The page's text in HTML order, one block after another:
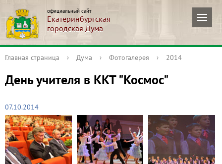
официальный сайт
Екатеринбургская
городская Дума
Главная страница › Дума › Фотогалерея › 2014
День учителя в ККТ "Космос"
07.10.2014